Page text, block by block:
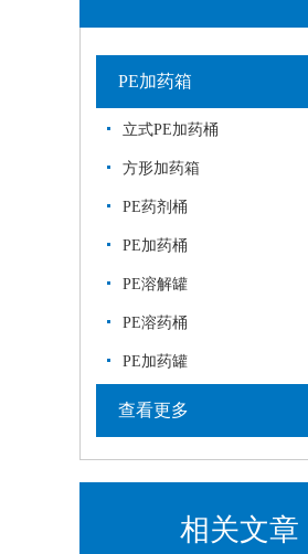
PE加药箱
立式PE加药桶
方形加药箱
PE药剂桶
PE加药桶
PE溶解罐
PE溶药桶
PE加药罐
查看更多
相关文章